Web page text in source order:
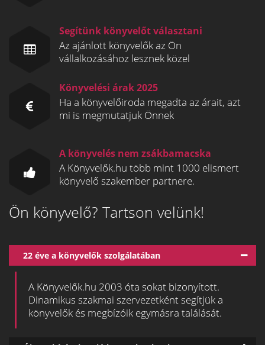
Segítünk könyvelőt választani
Az ajánlott könyvelők az Ön
vállalkozásához lesznek közel
Könyvelési árak 2025
Ha a könyvelőiroda megadta az árait, azt
mi is megmutatjuk Önnek
A könyvelés nem zsákbamacska
A Könyvelők.hu több mint 1000 elismert
könyvelő szakember partnere.
Ön könyvelő? Tartson velünk!
22 éve a könyvelők szolgálatában
A Könyvelők.hu 2003 óta sokat bizonyított.
Dinamikus szakmai szervezetként segítjük a
könyvelők és megbízóik egymásra találását.